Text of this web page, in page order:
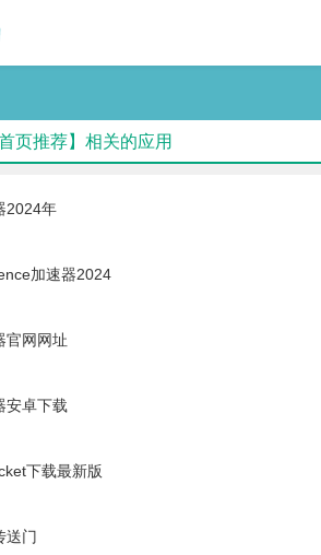
首页推荐】相关的应用
2024年
加速器2024
官网网址
安卓下载
下载最新版
送门